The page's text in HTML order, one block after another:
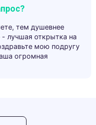
тем душевнее
- лучшая открытка на
мою подругу
огромная